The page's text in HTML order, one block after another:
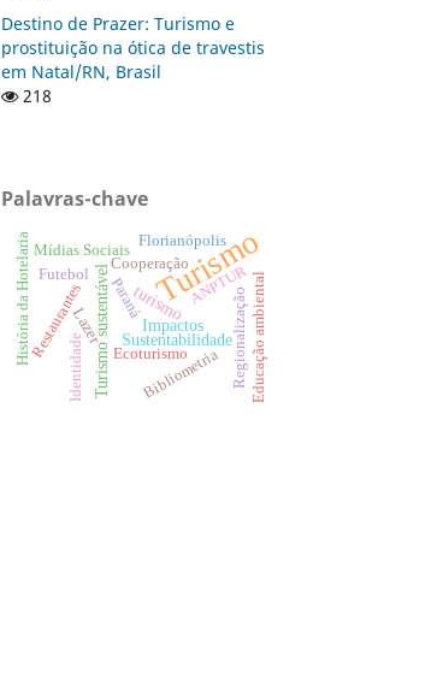
Destino de Prazer: Turismo e
prostituição na ótica de travestis
em Natal/RN, Brasil
218
Palavras-chave
Turismo
Turismo sustentável turismo
Impactos
Lazer Sustentabilidade
Ecoturismo
Florianópolis
Mídias Sociais
Regionalização
Restaurantes Paraná
Bibliometria
Identidade
História da Hotelaria Futebol ANPTUREducação ambiental
Cooperação